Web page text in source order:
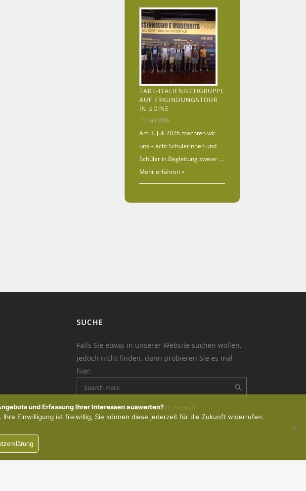
TABE-ITALIENISCHGRUPPE
AUF ERKUNDUNGSTOUR
IN UDINE
11. Juli 2026
Am 3. Juli 2026 machten wir
uns – acht Schülerinnen und
Schüler in Begleitung zweier …
Mehr erfahren »
SUCHE
Falls Sie etwas in unserer Website suchen wollen,
jedoch nicht finden, dann probieren Sie es mal
hier:
Ikon der Kerze : designed by Freepik
und Erfassung Ihrer Interessen auswerten?
Einwilligung ist freiwillig, Sie können diese jederzeit für die Zukunft widerrufen.